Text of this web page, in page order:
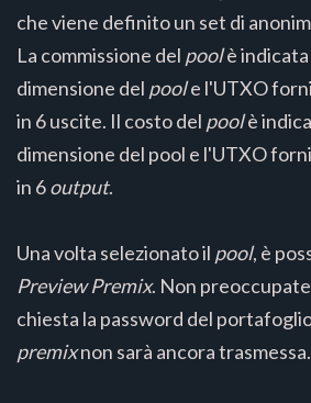
che viene definito un set di
La commissione del poolè indicata
dimensione del poole l'UTXO
in 6 uscite. Il costo del poolè
dimensione del pool e l'UTXO
in 6output.
Una volta selezionato il pool, è
Preview Premix. Non
chiesta la password del
premixnon sarà ancora trasmessa.